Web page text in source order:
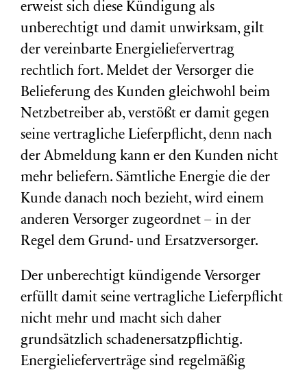
erweist sich diese Kündigung als
unberechtigt und damit unwirksam, gilt
der vereinbarte Energieliefervertrag
rechtlich fort. Meldet der Versorger die
Belieferung des Kunden gleichwohl beim
Netzbetreiber ab, verstößt er damit gegen
seine vertragliche Lieferpflicht, denn nach
der Abmeldung kann er den Kunden nicht
mehr beliefern. Sämtliche Energie die der
Kunde danach noch bezieht, wird einem
anderen Versorger zugeordnet – in der
Regel dem Grund- und Ersatzversorger.
Der unberechtigt kündigende Versorger
erfüllt damit seine vertragliche Lieferpflicht
nicht mehr und macht sich daher
grundsätzlich schadenersatzpflichtig.
Energielieferverträge sind regelmäßig